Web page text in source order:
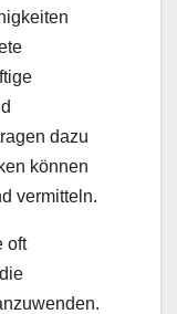
dazu
können
vermitteln.
oft